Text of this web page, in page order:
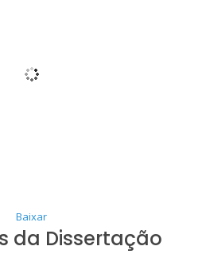
Baixar
da Dissertação